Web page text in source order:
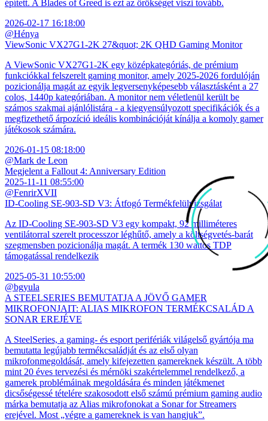
épített. A Blades of Greed is ezt az örökséget viszi tovább.
2026-02-17 16:18:00
@Hénya
ViewSonic VX27G1-2K 27&quot; 2K QHD Gaming Monitor
A ViewSonic VX27G1-2K egy középkategóriás, de prémium
funkciókkal felszerelt gaming monitor, amely 2025-2026 fordulóján
pozicionálja magát az egyik legversenyképesebb választásként a 27
colos, 1440p kategóriában. A monitor nem véletlenül került be
számos szakmai ajánlólistára - a kiegyensúlyozott specifikációk és a
megfizethető árpozíció ideális kombinációját kínálja a komoly gamer
játékosok számára.
2026-01-15 08:18:00
@Mark de Leon
Megjelent a Fallout 4: Anniversary Edition
2025-11-11 08:55:00
@FenrirXVII
ID-Cooling SE-903-SD V3: Átfogó Termékfelülvizsgálat
Az ID-Cooling SE-903-SD V3 egy kompakt, 92 milliméteres
ventilátorral szerelt processzor léghűtő, amely a költségvetés-barát
szegmensben pozicionálja magát. A termék 130 wattos TDP
támogatással rendelkezik
2025-05-31 10:55:00
@bgyula
A STEELSERIES BEMUTATJA A JÖVŐ GAMER
MIKROFONJAIT: ALIAS MIKROFON TERMÉKCSALÁD A
SONAR EREJÉVE
A SteelSeries, a gaming- és esport perifériák világelső gyártója ma
bemutatta legújabb termékcsaládját és az első olyan
mikrofonmegoldását, amely kifejezetten gamereknek készült. A több
mint 20 éves tervezési és mérnöki szakértelemmel rendelkező, a
gamerek problémáinak megoldására és minden játékmenet
dicsőségessé tételére szakosodott első számú prémium gaming audio
márka bemutatja az Alias mikrofonokat a Sonar for Streamers
erejével. Most „végre a gamereknek is van hangjuk”.